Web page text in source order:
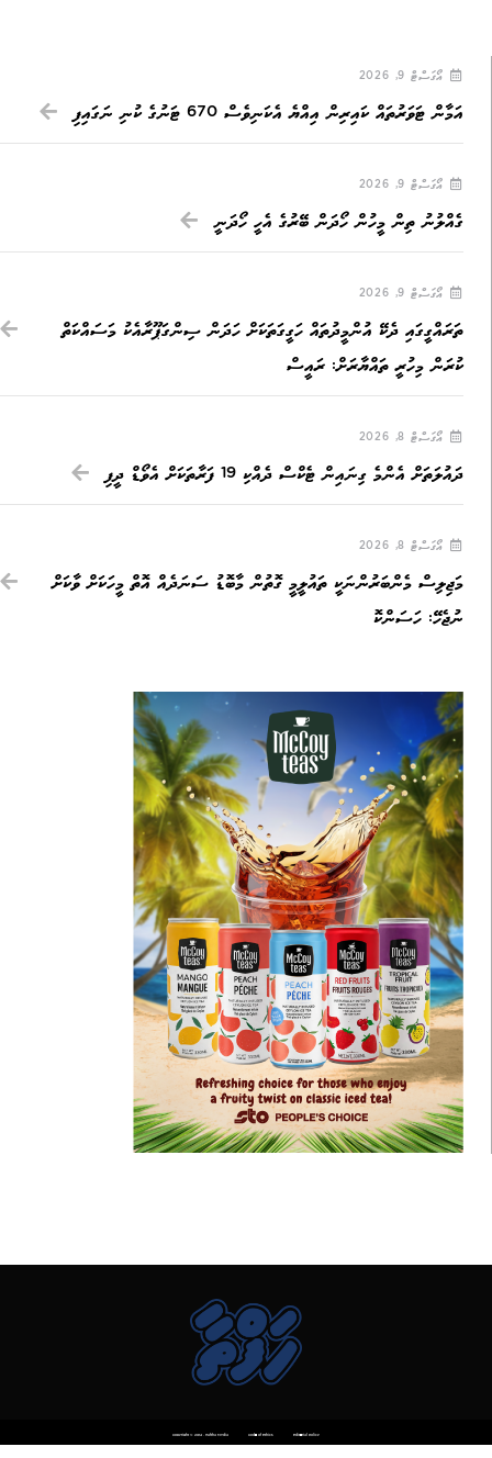
އޯގަސްޓް 9, 2026
އަމާން ޓަވަރުތައް ކައިރިން އިއްޔެ އެކަނިވެސް 670 ޓަނުގެ ކުނި ނަގައިފި
އޯގަސްޓް 9, 2026
ގެއްލުނު ތިން މީހުން ހޯދަން ބޭރުގެ އެހީ ހޯދަނީ
އޯގަސްޓް 9, 2026
ތަރައްގީގައި ދެކޭ އުންމީދުތައް ހަގީގަތަކަށް ހަދަން ސިންގަޕޫރާއެކު މަސައްކަތް
ކުރަން މިހުރީ ތައްޔާރަށް: ރައީސް
އޯގަސްޓް 8, 2026
ދައުލަތަށް އެންމެ ގިނައިން ޓެކްސް ދެއްކި 19 ފަރާތަކަށް އެވޯޑް ދީފި
އޯގަސްޓް 8, 2026
މަޖިލިސް މެންބަރުންނަކީ ތައުލީމީ ގޮތުން މާބޮޑު ސަނަދެއް އޮތް މީހަކަށް ވާކަށް
ނުޖެހޭ: ހަސަންކޮ
Editorial Policy
Code of Ethics
Copyright © 2014 . Haftha Media